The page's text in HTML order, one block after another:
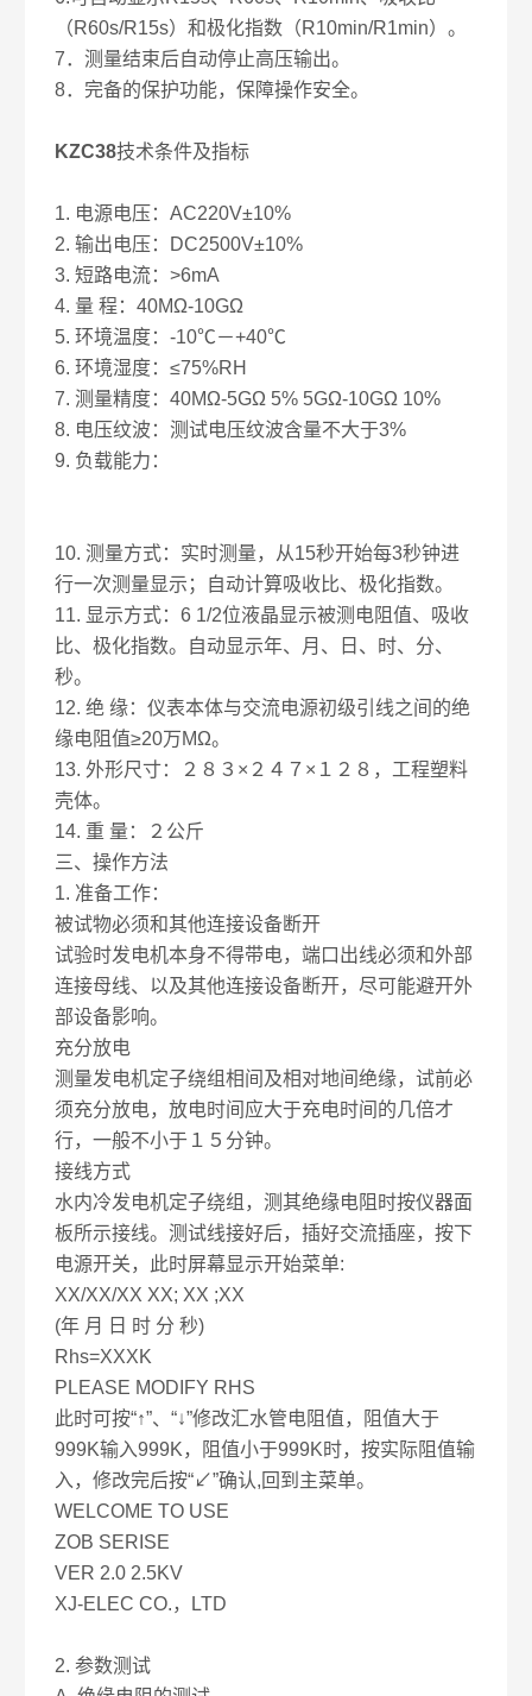
（R60s/R15s）和极化指数（R10min/R1min）。
7．测量结束后自动停止高压输出。
8．完备的保护功能，保障操作安全。
KZC38技术条件及指标
1. 电源电压：AC220V±10%
2. 输出电压：DC2500V±10%
3. 短路电流：>6mA
4. 量 程：40MΩ-10GΩ
5. 环境温度：-10℃－+40℃
6. 环境湿度：≤75%RH
7. 测量精度：40MΩ-5GΩ 5% 5GΩ-10GΩ 10%
8. 电压纹波：测试电压纹波含量不大于3%
9. 负载能力：
10. 测量方式：实时测量，从15秒开始每3秒钟进
行一次测量显示；自动计算吸收比、极化指数。
11. 显示方式：6 1/2位液晶显示被测电阻值、吸收
比、极化指数。自动显示年、月、日、时、分、
秒。
12. 绝 缘：仪表本体与交流电源初级引线之间的绝
缘电阻值≥20万MΩ。
13. 外形尺寸：２８３×２４７×１２８，工程塑料
壳体。
14. 重 量：２公斤
三、操作方法
1. 准备工作：
被试物必须和其他连接设备断开
试验时发电机本身不得带电，端口出线必须和外部
连接母线、以及其他连接设备断开，尽可能避开外
部设备影响。
充分放电
测量发电机定子绕组相间及相对地间绝缘，试前必
须充分放电，放电时间应大于充电时间的几倍才
行，一般不小于１５分钟。
接线方式
水内冷发电机定子绕组，测其绝缘电阻时按仪器面
板所示接线。测试线接好后，插好交流插座，按下
电源开关，此时屏幕显示开始菜单:
XX/XX/XX XX; XX ;XX
(年 月 日 时 分 秒)
Rhs=XXXK
PLEASE MODIFY RHS
此时可按“↑”、“↓”修改汇水管电阻值，阻值大于
999K输入999K，阻值小于999K时，按实际阻值输
入，修改完后按“↙”确认,回到主菜单。
WELCOME TO USE
ZOB SERISE
VER 2.0 2.5KV
XJ-ELEC CO.，LTD
2. 参数测试